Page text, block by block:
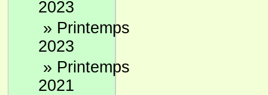
2023
» Printemps
2023
» Printemps
2021